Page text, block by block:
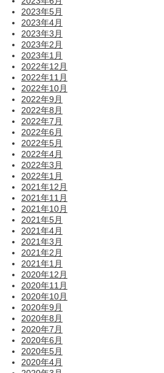
2023年5月
2023年4月
2023年3月
2023年2月
2023年1月
2022年12月
2022年11月
2022年10月
2022年9月
2022年8月
2022年7月
2022年6月
2022年5月
2022年4月
2022年3月
2022年1月
2021年12月
2021年11月
2021年10月
2021年5月
2021年4月
2021年3月
2021年2月
2021年1月
2020年12月
2020年11月
2020年10月
2020年9月
2020年8月
2020年7月
2020年6月
2020年5月
2020年4月